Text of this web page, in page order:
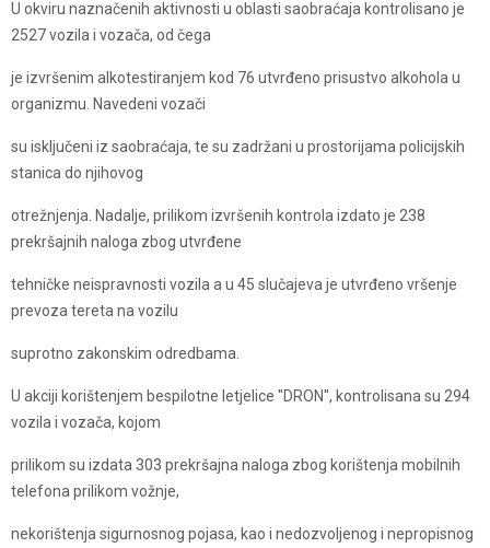
U okviru naznačenih aktivnosti u oblasti saobraćaja kontrolisano je
2527 vozila i vozača, od čega
je izvršenim alkotestiranjem kod 76 utvrđeno prisustvo alkohola u
organizmu. Navedeni vozači
su isključeni iz saobraćaja, te su zadržani u prostorijama policijskih
stanica do njihovog
otrežnjenja. Nadalje, prilikom izvršenih kontrola izdato je 238
prekršajnih naloga zbog utvrđene
tehničke neispravnosti vozila a u 45 slučajeva je utvrđeno vršenje
prevoza tereta na vozilu
suprotno zakonskim odredbama.
U akciji korištenjem bespilotne letjelice ''DRON'', kontrolisana su 294
vozila i vozača, kojom
prilikom su izdata 303 prekršajna naloga zbog korištenja mobilnih
telefona prilikom vožnje,
nekorištenja sigurnosnog pojasa, kao i nedozvoljenog i nepropisnog